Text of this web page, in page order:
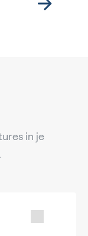
in je